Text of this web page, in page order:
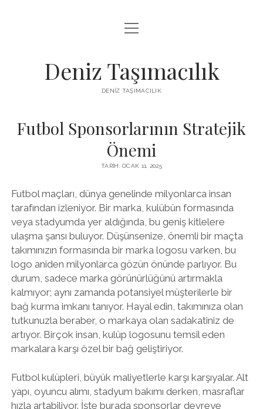
IGTV BEĞENI KASMA PARASIZ
SAYFA LISTESI
TWITTER PROFIL RESMI NASIL DEĞIŞTIRILIR
menüyü
aç
Deniz Taşımacılık
DENIZ TAŞIMACILIK
Futbol Sponsorlarının Stratejik
Önemi
TARIH: OCAK 11, 2025
Futbol maçları, dünya genelinde milyonlarca insan
tarafından izleniyor. Bir marka, kulübün formasında
veya stadyumda yer aldığında, bu geniş kitlelere
ulaşma şansı buluyor. Düşünsenize, önemli bir maçta
takımınızın formasında bir marka logosu varken, bu
logo aniden milyonlarca gözün önünde parlıyor. Bu
durum, sadece marka görünürlüğünü artırmakla
kalmıyor; aynı zamanda potansiyel müşterilerle bir
bağ kurma imkanı tanıyor. Hayal edin, takımınıza olan
tutkunuzla beraber, o markaya olan sadakatiniz de
artıyor. Birçok insan, kulüp logosunu temsil eden
markalara karşı özel bir bağ geliştiriyor.
Futbol kulüpleri, büyük maliyetlerle karşı karşıyalar. Alt
yapı, oyuncu alımı, stadyum bakımı derken, masraflar
hızla artabiliyor. İşte burada sponsorlar devreye